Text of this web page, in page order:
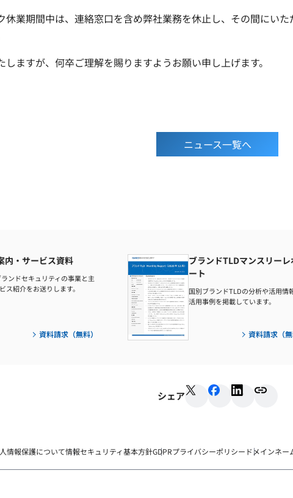
休業期間中は、連絡窓口を含め弊社業務を休止し、その間にい
しますが、何卒ご理解を賜りますようお願い申し上げます。
ニュース一覧へ
内・サービス資料
ンドセキュリティの事業と主
ス紹介をお送りします。
資料請求（無料）
ブランドTLDマンスリーレ
ート
国別ブランドTLDの分析や活用情
活用事例を掲載しています。
資料請求（無
シェア
情報保護について情報セキュリティ基本方針GDPRプライバシーポリシー ドメインネー